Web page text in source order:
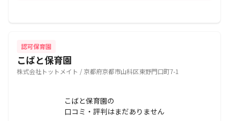
認可保育園
こばと保育園
株式会社トットメイト / 京都府京都市山科区東野門口町7-1
こばと保育園の
口コミ・評判はまだありません